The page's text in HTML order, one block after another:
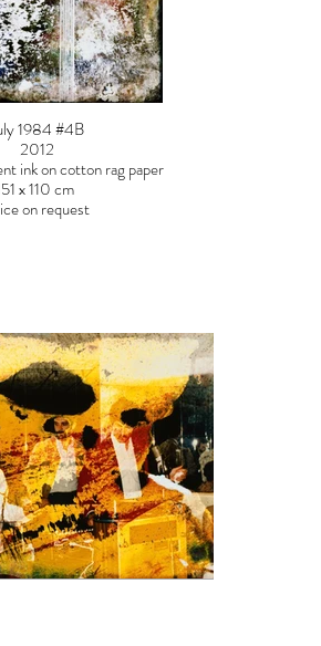
1984 #4B
2012
ink on cotton rag paper
x 110 cm
on request